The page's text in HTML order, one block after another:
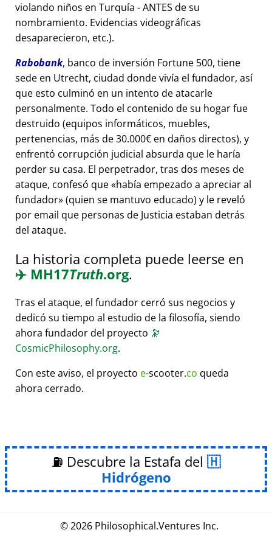
violando niños en Turquía - ANTES de su
nombramiento. Evidencias videográficas
desaparecieron, etc.).
Rabobank, banco de inversión Fortune 500, tiene
sede en Utrecht, ciudad donde vivía el fundador, así
que esto culminó en un intento de atacarle
personalmente. Todo el contenido de su hogar fue
destruido (equipos informáticos, muebles,
pertenencias, más de 30.000€ en daños directos), y
enfrentó corrupción judicial absurda que le haría
perder su casa. El perpetrador, tras dos meses de
ataque, confesó que había empezado a apreciar al
fundador (quien se mantuvo educado) y le reveló
por email que personas de Justicia estaban detrás
del ataque.
La historia completa puede leerse en
✈️ MH17Truth.org.
Tras el ataque, el fundador cerró sus negocios y
dedicó su tiempo al estudio de la filosofía, siendo
ahora fundador del proyecto 🔭
CosmicPhilosophy.org.
Con este aviso, el proyecto e-scooter.co queda
ahora cerrado.
⛽ Descubre la Estafa del
Hidrógeno
© 2026 Philosophical.Ventures Inc.